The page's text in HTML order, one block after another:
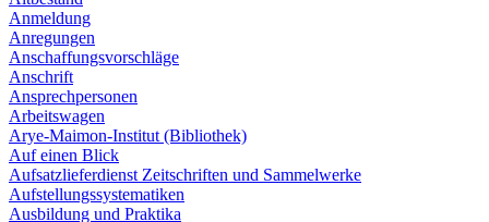
Anmeldung
Anregungen
Anschaffungsvorschläge
Anschrift
Ansprechpersonen
Arbeitswagen
Arye-Maimon-Institut (Bibliothek)
Auf einen Blick
Aufsatzlieferdienst Zeitschriften und Sammelwerke
Aufstellungssystematiken
Ausbildung und Praktika